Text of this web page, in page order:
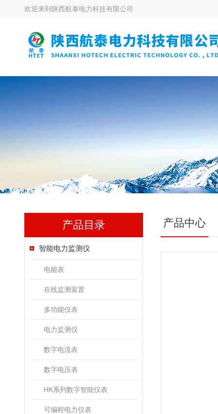
欢迎来到 陕西航泰电力科技有限公司
产品目录
智能电力监测仪
电能表
在线监测装置
多功能仪表
电力监测仪
数字电流表
数字电压表
HK系列数字智能仪表
可编程电力仪表
产品中心